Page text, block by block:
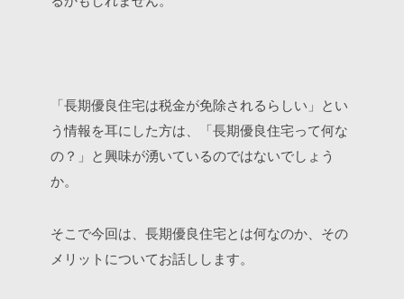
「長期優良住宅は税金が免除されるらしい」とい
う情報を耳にした方は、「長期優良住宅って何な
の？」と興味が湧いているのではないでしょう
か。
そこで今回は、長期優良住宅とは何なのか、その
メリットについてお話しします。